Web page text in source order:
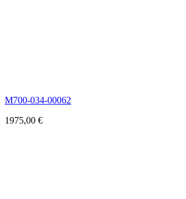
M700-034-00062
1975,00 €